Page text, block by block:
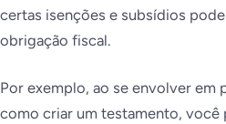
certas isenções e subsídios
obrigação fiscal.
Por exemplo, ao se envolver em
como criar um testamento,